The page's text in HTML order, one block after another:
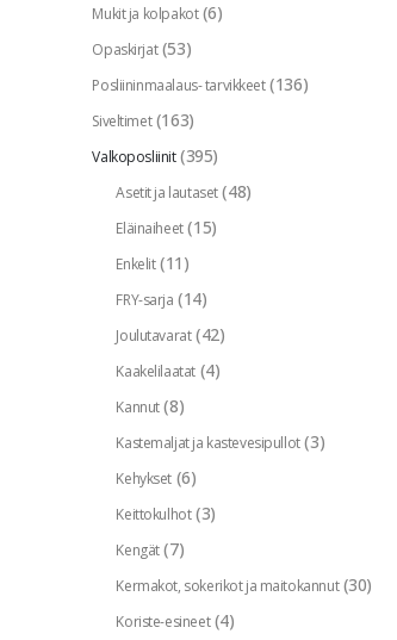
Mukit ja kolpakot (6)
Opaskirjat (53)
Posliininmaalaus- tarvikkeet (136)
Siveltimet (163)
Valkoposliinit (395)
Asetit ja lautaset (48)
Eläinaiheet (15)
Enkelit (11)
FRY-sarja (14)
Joulutavarat (42)
Kaakelilaatat (4)
Kannut (8)
Kastemaljat ja kastevesipullot (3)
Kehykset (6)
Keittokulhot (3)
Kengät (7)
Kermakot, sokerikot ja maitokannut (30)
Koriste-esineet (4)